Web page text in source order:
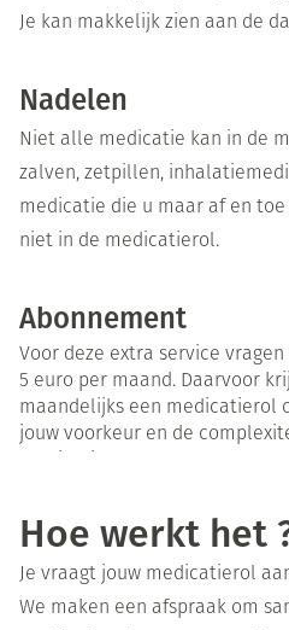
Je kan makkelijk zien aan de
De medicatie is veilig
Nadelen
Niet alle medicatie kan in de
zalven, zetpillen,
medicatie die u maar af en
niet in de medicatierol.
medicatierol is nog niet op ?
geneesmiddel even naast de
volgende rol zit deze nieuwe
Abonnement
Voor deze extra service
5 euro per maand. Daarvoor
maandelijks een medicatierol
jouw voorkeur en de
Hoe werkt het
Je vraagt jouw medicatierol
We maken een afspraak om